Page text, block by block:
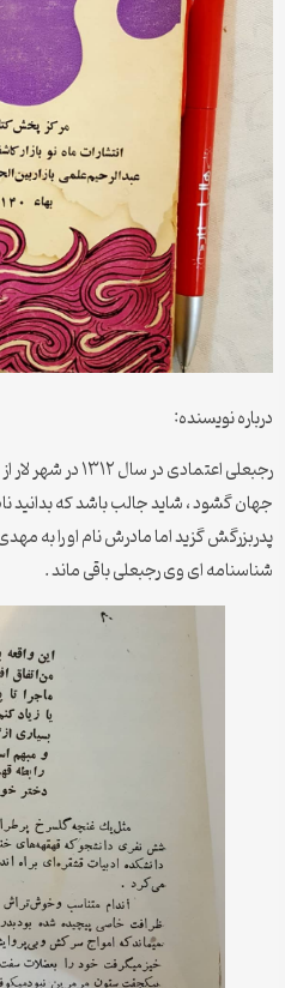
درباره نویسنده:
رجبعلی اعتمادی
جهان گشود ، شاید جالب باشد که بدانید
پدربزرگش گزید اما مادرش نام او را به
شناسنامه ای وی رجبعلی باقی ماند .